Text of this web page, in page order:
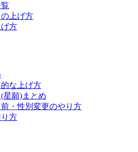
上げ方
方
な上げ方
星願)まとめ
・性別変更のやり方
方